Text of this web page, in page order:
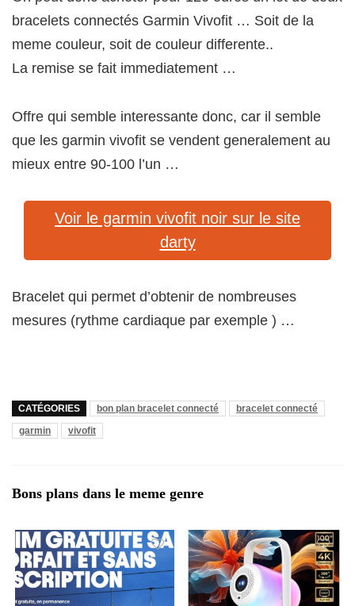
bracelets connectés Garmin Vivofit … Soit de la
meme couleur, soit de couleur differente..
La remise se fait immediatement …
Offre qui semble interessante donc, car il semble
que les garmin vivofit se vendent generalement au
mieux entre 90-100 l’un …
Voir le garmin vivofit noir sur le site
darty
Bracelet qui permet d’obtenir de nombreuses
mesures (rythme cardiaque par exemple ) …
CATÉGORIES bon plan bracelet connecté
bracelet connecté
garmin
vivofit
Bons plans dans le meme genre